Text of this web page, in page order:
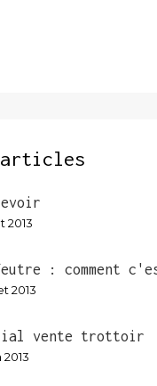
articles
2013
: comment
2013
vente trottoir
2013